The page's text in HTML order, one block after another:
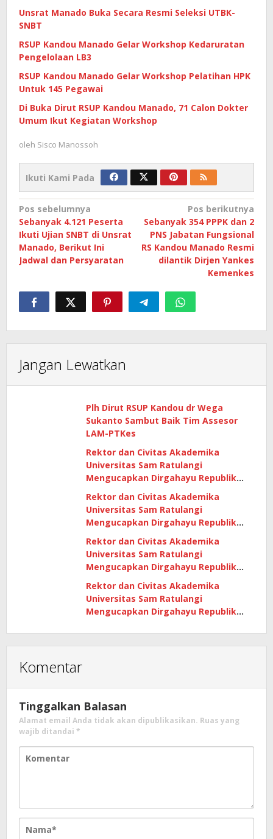
Unsrat Manado Buka Secara Resmi Seleksi UTBK-
SNBT
RSUP Kandou Manado Gelar Workshop Kedaruratan
Pengelolaan LB3
RSUP Kandou Manado Gelar Workshop Pelatihan HPK
Untuk 145 Pegawai
Di Buka Dirut RSUP Kandou Manado, 71 Calon Dokter
Umum Ikut Kegiatan Workshop
oleh Sisco Manossoh
Ikuti Kami Pada
Navigasi
pos
Pos sebelumnya
Sebanyak 4.121 Peserta
Ikuti Ujian SNBT di Unsrat
Manado, Berikut Ini
Jadwal dan Persyaratan
Pos berikutnya
Sebanyak 354 PPPK dan 2
PNS Jabatan Fungsional
RS Kandou Manado Resmi
dilantik Dirjen Yankes
Kemenkes
Jangan Lewatkan
Plh Dirut RSUP Kandou dr Wega
Sukanto Sambut Baik Tim Assesor
LAM-PTKes
Rektor dan Civitas Akademika
Universitas Sam Ratulangi
Mengucapkan Dirgahayu Republik
Indonesia Ke -79 Tahun
Rektor dan Civitas Akademika
Universitas Sam Ratulangi
Mengucapkan Dirgahayu Republik
Indonesia Ke -79 Tahun
Rektor dan Civitas Akademika
Universitas Sam Ratulangi
Mengucapkan Dirgahayu Republik
Indonesia Ke -79 Tahun
Rektor dan Civitas Akademika
Universitas Sam Ratulangi
Mengucapkan Dirgahayu Republik
Komentar
Tinggalkan Balasan
Alamat email Anda tidak akan dipublikasikan. Ruas yang
wajib ditandai *